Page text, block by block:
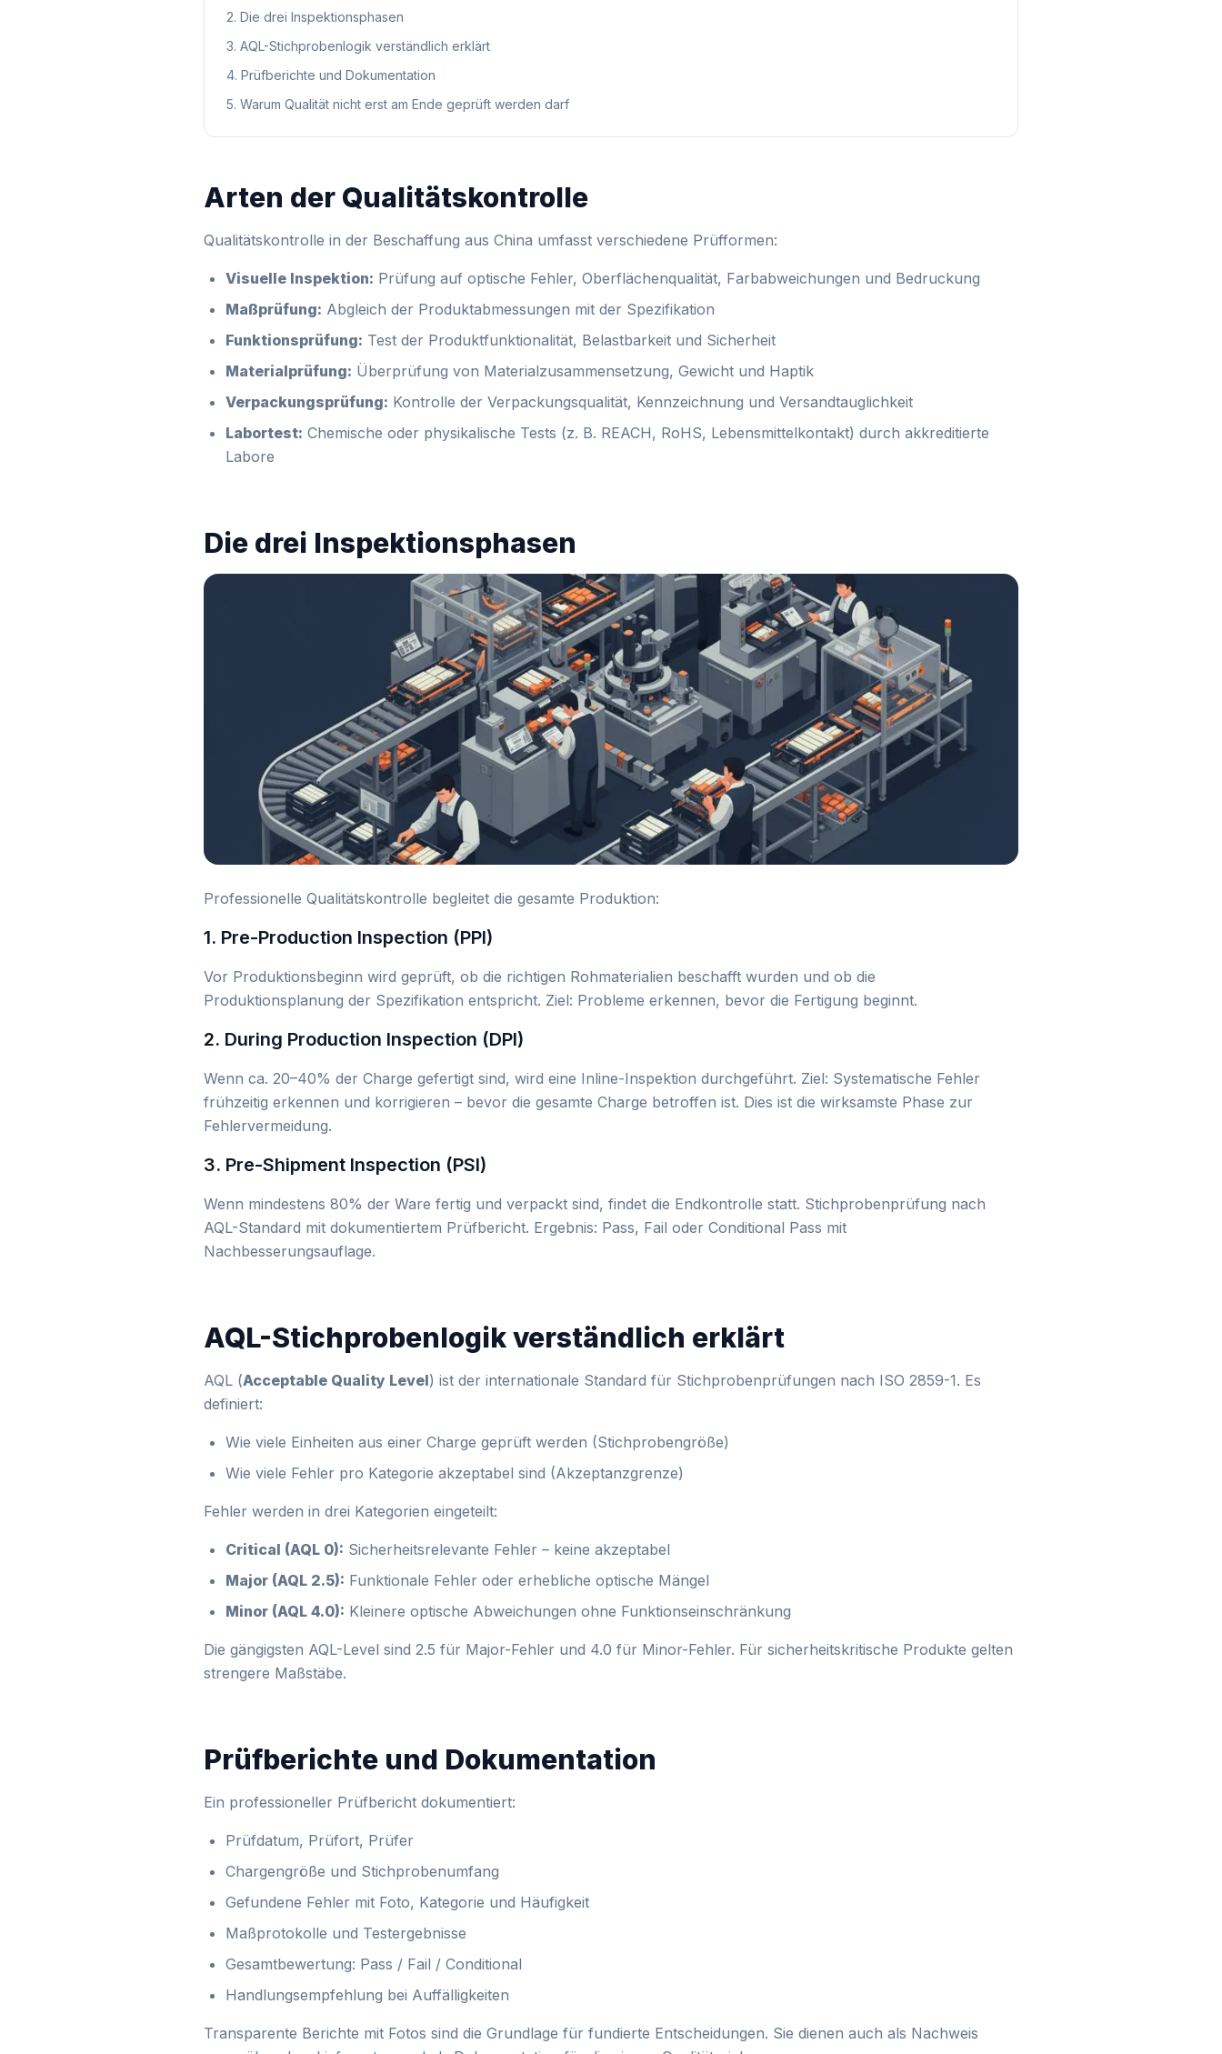
2. Die drei Inspektionsphasen
3. AQL-Stichprobenlogik verständlich erklärt
4. Prüfberichte und Dokumentation
5. Warum Qualität nicht erst am Ende geprüft werden darf
Arten der Qualitätskontrolle
Qualitätskontrolle in der Beschaffung aus China umfasst verschiedene Prüfformen:
Visuelle Inspektion: Prüfung auf optische Fehler, Oberflächenqualität, Farbabweichungen und Bedruckung
Maßprüfung: Abgleich der Produktabmessungen mit der Spezifikation
Funktionsprüfung: Test der Produktfunktionalität, Belastbarkeit und Sicherheit
Materialprüfung: Überprüfung von Materialzusammensetzung, Gewicht und Haptik
Verpackungsprüfung: Kontrolle der Verpackungsqualität, Kennzeichnung und Versandtauglichkeit
Labortest: Chemische oder physikalische Tests (z. B. REACH, RoHS, Lebensmittelkontakt) durch akkreditierte
Labore
Die drei Inspektionsphasen
Professionelle Qualitätskontrolle begleitet die gesamte Produktion:
1. Pre-Production Inspection (PPI)
Vor Produktionsbeginn wird geprüft, ob die richtigen Rohmaterialien beschafft wurden und ob die
Produktionsplanung der Spezifikation entspricht. Ziel: Probleme erkennen, bevor die Fertigung beginnt.
2. During Production Inspection (DPI)
Wenn ca. 20–40% der Charge gefertigt sind, wird eine Inline-Inspektion durchgeführt. Ziel: Systematische Fehler
frühzeitig erkennen und korrigieren – bevor die gesamte Charge betroffen ist. Dies ist die wirksamste Phase zur
Fehlervermeidung.
3. Pre-Shipment Inspection (PSI)
Wenn mindestens 80% der Ware fertig und verpackt sind, findet die Endkontrolle statt. Stichprobenprüfung nach
AQL-Standard mit dokumentiertem Prüfbericht. Ergebnis: Pass, Fail oder Conditional Pass mit
Nachbesserungsauflage.
AQL-Stichprobenlogik verständlich erklärt
AQL (Acceptable Quality Level) ist der internationale Standard für Stichprobenprüfungen nach ISO 2859-1. Es
definiert:
Wie viele Einheiten aus einer Charge geprüft werden (Stichprobengröße)
Wie viele Fehler pro Kategorie akzeptabel sind (Akzeptanzgrenze)
Fehler werden in drei Kategorien eingeteilt:
Critical (AQL 0): Sicherheitsrelevante Fehler – keine akzeptabel
Major (AQL 2.5): Funktionale Fehler oder erhebliche optische Mängel
Minor (AQL 4.0): Kleinere optische Abweichungen ohne Funktionseinschränkung
Die gängigsten AQL-Level sind 2.5 für Major-Fehler und 4.0 für Minor-Fehler. Für sicherheitskritische Produkte gelten
strengere Maßstäbe.
Prüfberichte und Dokumentation
Ein professioneller Prüfbericht dokumentiert:
Prüfdatum, Prüfort, Prüfer
Chargengröße und Stichprobenumfang
Gefundene Fehler mit Foto, Kategorie und Häufigkeit
Maßprotokolle und Testergebnisse
Gesamtbewertung: Pass / Fail / Conditional
Handlungsempfehlung bei Auffälligkeiten
Transparente Berichte mit Fotos sind die Grundlage für fundierte Entscheidungen. Sie dienen auch als Nachweis